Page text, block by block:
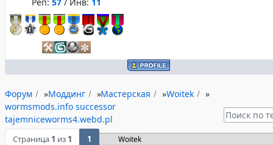
Форум »Моддинг »Мастерская »Woitek
»
wormsmods.info successor
tajemniceworms4.webd.pl
Страница 1 из 1 1